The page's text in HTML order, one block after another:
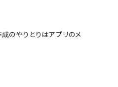
のやりとりはアプリのメ